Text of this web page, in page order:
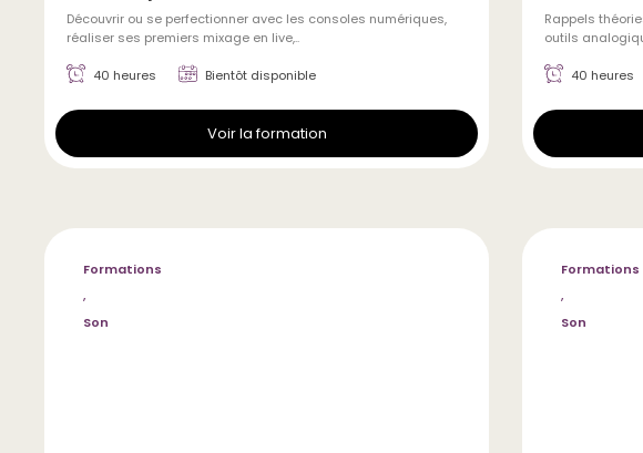
Découvrir ou se perfectionner avec les consoles numériques,
réaliser ses premiers mixage en live,..
40 heures Bientôt disponible
Voir la formation
Rappels
outils
40 heures
Formations
,
Son
Formations
,
Son